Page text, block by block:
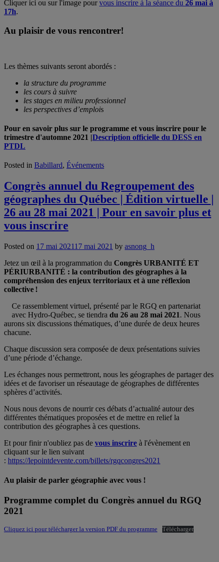
Cliquer ici ou sur l'image pourvous inscrire à la séance du 26 mai à
17h.
Au plaisir de vous rencontrer!
Les thèmes suivants seront abordés :
la structure du programme
les cours à suivre
les stages en milieu professionnel
les perspectives d’emplois
Pour en savoir plus sur le programme et vous inscrire pour le
trimestre d'automne 2021 |Description officielle du DESS en
PTDL
Posted in Babillard, Événements
Congrès annuel du Regroupement des
géographes du Québec | Édition virtuelle |
26 au 28 mai 2021 | Pour en savoir plus et
vous inscrire
Posted on 17 mai 202117 mai 2021 by asnong_h
Jetez un œil à la programmation du Congrès URBANITÉ ET
PÉRIURBANITÉ : la contribution des géographes à la
compréhension des enjeux territoriaux et à une réflexion
collective !
Ce rassemblement virtuel, présenté par le RGQ en partenariat
avec Hydro-Québec, se tiendra du 26 au 28 mai 2021. Nous
aurons six discussions thématiques, d’une durée de deux heures
chacune.
Chaque discussion sera composée de deux présentations suivies
d’une période d’échange.
Les échanges nous permettront, nous les géographes de partager des
idées et de favoriser un réseautage de géographes de différentes
sphères d’activités.
Nous nous devons de nourrir ces débats d’actualité autour des
différentes thématiques proposées et de mettre en relief la
contribution des géographes à ces questions.
Et pour finir n'oubliez pas de vous inscrire à l'évènement en
cliquant sur le lien suivant
: https://lepointdevente.com/billets/rgqcongres2021
Au plaisir de parler géographie avec vous !
Programme complet du Congrès annuel du RGQ
2021
Cliquez ici pour télécharger la version PDF du programme Télécharger